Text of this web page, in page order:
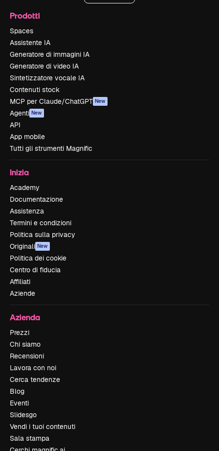
Prodotti
Spaces
Assistente IA
Generatore di immagini IA
Generatore di video IA
Sintetizzatore vocale IA
Contenuti stock
MCP per Claude/ChatGPT New
Agenti New
API
App mobile
Tutti gli strumenti Magnific
Inizia
Academy
Documentazione
Assistenza
Termini e condizioni
Politica sulla privacy
Originali New
Politica dei cookie
Centro di fiducia
Affiliati
Aziende
Azienda
Prezzi
Chi siamo
Recensioni
Lavora con noi
Cerca tendenze
Blog
Eventi
Slidesgo
Vendi i tuoi contenuti
Sala stampa